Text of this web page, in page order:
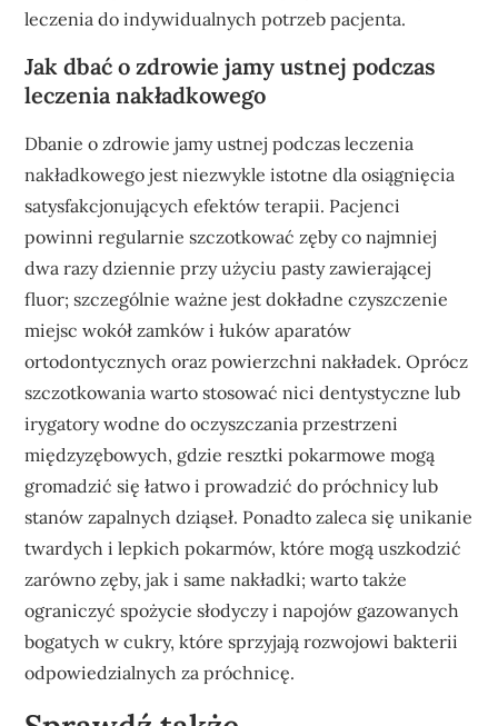
leczenia do indywidualnych potrzeb pacjenta.
Jak dbać o zdrowie jamy ustnej podczas
leczenia nakładkowego
Dbanie o zdrowie jamy ustnej podczas leczenia
nakładkowego jest niezwykle istotne dla osiągnięcia
satysfakcjonujących efektów terapii. Pacjenci
powinni regularnie szczotkować zęby co najmniej
dwa razy dziennie przy użyciu pasty zawierającej
fluor; szczególnie ważne jest dokładne czyszczenie
miejsc wokół zamków i łuków aparatów
ortodontycznych oraz powierzchni nakładek. Oprócz
szczotkowania warto stosować nici dentystyczne lub
irygatory wodne do oczyszczania przestrzeni
międzyzębowych, gdzie resztki pokarmowe mogą
gromadzić się łatwo i prowadzić do próchnicy lub
stanów zapalnych dziąseł. Ponadto zaleca się unikanie
twardych i lepkich pokarmów, które mogą uszkodzić
zarówno zęby, jak i same nakładki; warto także
ograniczyć spożycie słodyczy i napojów gazowanych
bogatych w cukry, które sprzyjają rozwojowi bakterii
odpowiedzialnych za próchnicę.